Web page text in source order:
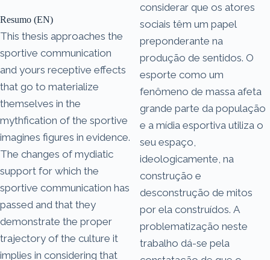
Resumo (EN)
This thesis approaches the
sportive communication
and yours receptive effects
that go to materialize
themselves in the
mythfication of the sportive
imagines figures in evidence.
The changes of mydiatic
support for which the
sportive communication has
passed and that they
demonstrate the proper
trajectory of the culture it
implies in considering that
considerar que os atores
sociais têm um papel
preponderante na
produção de sentidos. O
esporte como um
fenômeno de massa afeta
grande parte da população
e a mídia esportiva utiliza o
seu espaço,
ideologicamente, na
construção e
desconstrução de mitos
por ela construídos. A
problematização neste
trabalho dá-se pela